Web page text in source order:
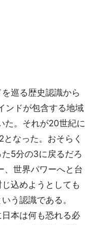
巡る歴史認識から
ンドが包含する地域
た。それが20世紀に
なった。おそらく
5分の3に戻るだろ
、世界パワーへと台
込めようとしても
う認識である。
日本は何も恐れる必